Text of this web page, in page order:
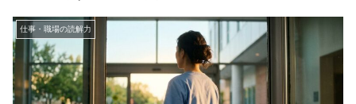
仕事・職場の読解力